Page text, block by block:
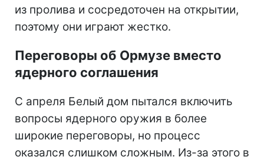
из пролива и сосредоточен на открытии,
поэтому они играют жестко.
Переговоры об Ормузе вместо
ядерного соглашения
С апреля Белый дом пытался включить
вопросы ядерного оружия в более
широкие переговоры, но процесс
оказался слишком сложным. Из-за этого в